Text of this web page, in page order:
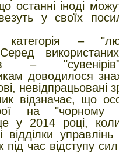
останні іноді
у своїх
–
Серед
–
доводилося
невідпрацьовані
відзначає, що
на "чорному
у 2014 році,
відділки
під час відступу